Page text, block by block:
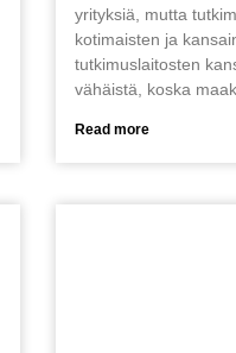
yrityksiä, mutta
kotimaisten ja
tutkimuslaitosten
vähäistä, koska
Read more